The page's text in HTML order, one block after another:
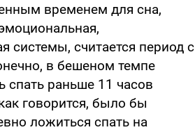
временем для сна,
системы, считается период с
в бешеном темпе
раньше 11 часов
говорится, было бы
ложиться спать на